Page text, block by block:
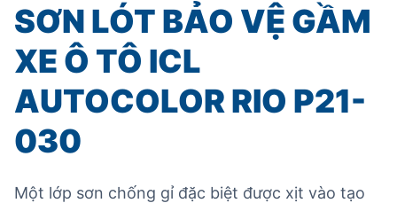
SƠN LÓT BẢO VỆ GẦM
XE Ô TÔ ICL
AUTOCOLOR RIO P21-
030
Một lớp sơn chống gỉ đặc biệt được xịt vào tạo